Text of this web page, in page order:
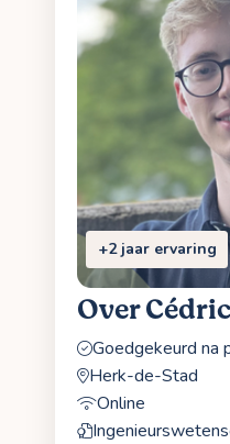
+2 jaar ervaring
Over Cédric
Goedgekeurd na
Herk-de-Stad
Online